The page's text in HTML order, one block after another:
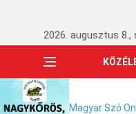
2026. augusztus 8.,
Magyar Szó